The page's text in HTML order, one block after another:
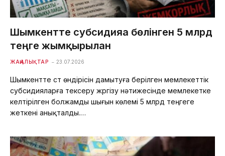
Шымкентте субсидияға бөлінген 5 млрд
теңге жымқырылған
ЖАҢАЛЫҚТАР 23.07.2026
Шымкентте сүт өндірісін дамытуға берілген мемлекеттік
субсидияларға тексеру жүргізу нәтижесінде мемлекетке
келтірілген болжамды шығын көлемі 5 млрд теңгеге
жеткені анықталды.…